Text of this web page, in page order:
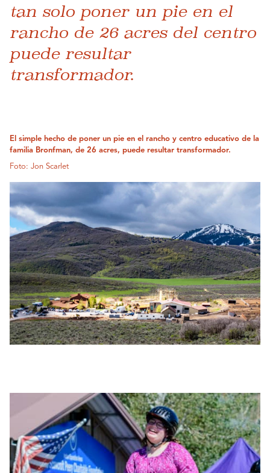
tan solo poner un pie en el
rancho de 26 acres del centro
puede resultar
transformador.
El simple hecho de poner un pie en el rancho y centro educativo de la
familia Bronfman, de 26 acres, puede resultar transformador.
Foto: Jon Scarlet